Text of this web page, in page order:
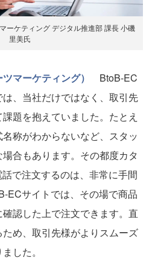
ーケティング デジタル推進部 課長 小磯
里美氏
マーケティング）
BtoB-EC
、当社だけではなく、取引先
題を抱えていました。たとえ
称がわからないなど、スタッ
合もあります。その都度カタ
で注文するのは、非常に手間
ECサイトでは、その場で商品
認した上で注文できます。直
め、取引先様がよりスムーズ
した。